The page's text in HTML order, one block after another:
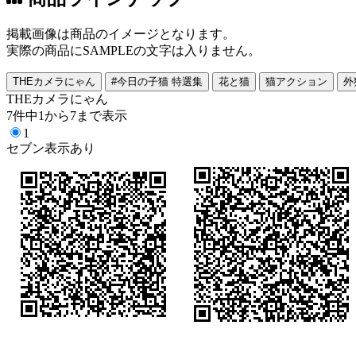
掲載画像は商品のイメージとなります。
実際の商品にSAMPLEの文字は入りません。
THEカメラにゃん #今日の子猫 特選集 花と猫 猫アクション 外
THEカメラにゃん
7件中1から7まで表示
1
セブン表示あり